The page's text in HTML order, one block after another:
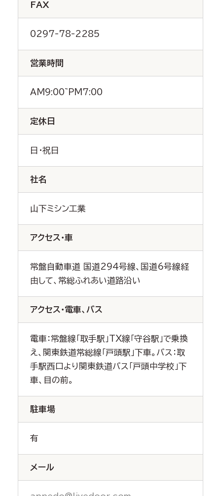
FAX
0297-78-2285
営業時間
AM9:00~PM7:00
定休日
日・祝日
社名
山下ミシン工業
アクセス・車
常盤自動車道 国道294号線、国道6号線経
由して、常総ふれあい道路沿い
アクセス・電車、バス
電車：常盤線「取手駅」TX線「守谷駅」で乗換
え、関東鉄道常総線「戸頭駅」下車。バス：取
手駅西口より関東鉄道バス「戸頭中学校」下
車、目の前。
駐車場
有
メール